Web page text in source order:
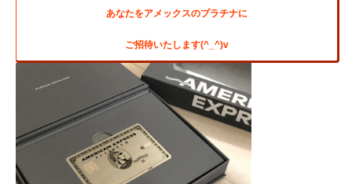
あなたをアメックスのプラチナに
ご招待いたします(^_^)v